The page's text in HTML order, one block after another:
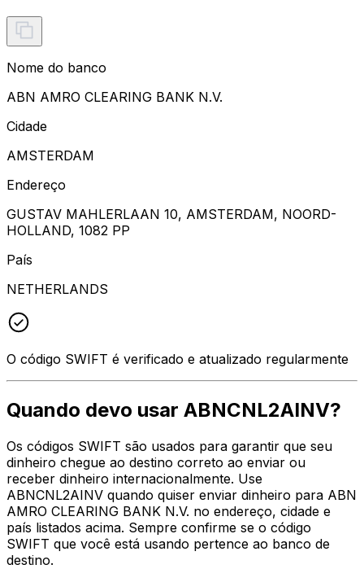
Nome do banco
ABN AMRO CLEARING BANK N.V.
Cidade
AMSTERDAM
Endereço
GUSTAV MAHLERLAAN 10, AMSTERDAM, NOORD-
HOLLAND, 1082 PP
País
NETHERLANDS
O código SWIFT é verificado e atualizado regularmente
Quando devo usar ABNCNL2AINV?
Os códigos SWIFT são usados para garantir que seu
dinheiro chegue ao destino correto ao enviar ou
receber dinheiro internacionalmente. Use
ABNCNL2AINV quando quiser enviar dinheiro para ABN
AMRO CLEARING BANK N.V. no endereço, cidade e
país listados acima. Sempre confirme se o código
SWIFT que você está usando pertence ao banco de
destino.